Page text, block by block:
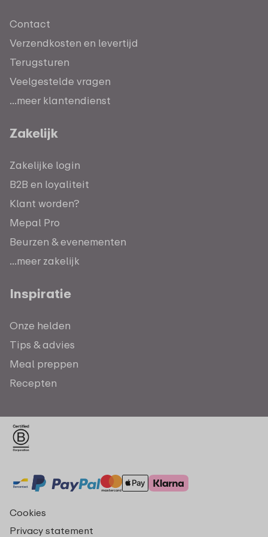
Contact
Verzendkosten en levertijd
Terugsturen
Veelgestelde vragen
...meer klantendienst
Zakelijk
Zakelijke login
B2B en loyaliteit
Klant worden?
Mepal Pro
Beurzen & evenementen
...meer zakelijk
Inspiratie
Onze helden
Tips & advies
Meal preppen
Recepten
Cookies
Privacy statement